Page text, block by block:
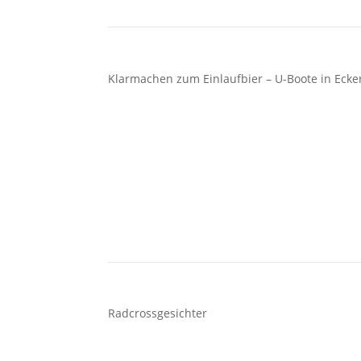
Klarmachen zum Einlaufbier – U-Boote in
Radcrossgesichter